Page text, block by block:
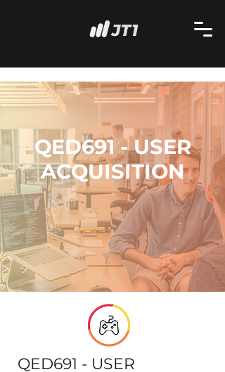
QED691 - USER
ACQUISITION
QED691 - USER